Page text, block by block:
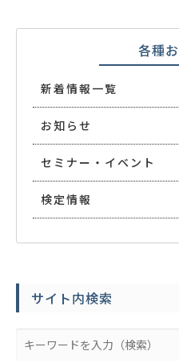
各種
新着情報一覧
お知らせ
セミナー・イベント
検定情報
サイト内検索